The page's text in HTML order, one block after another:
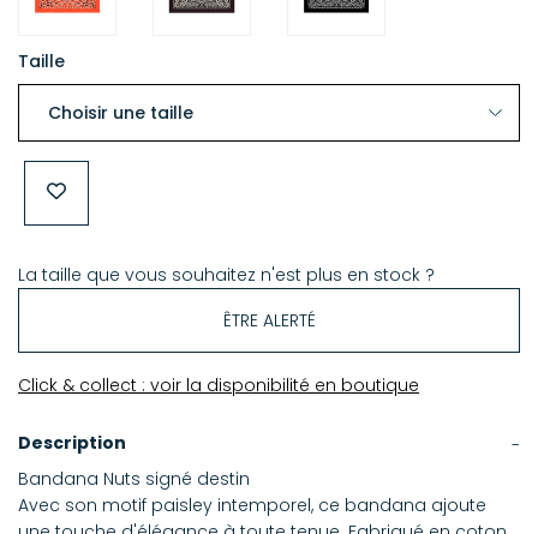
Taille
La taille que vous souhaitez n'est plus en stock ?
ÊTRE ALERTÉ
Click & collect : voir la disponibilité en boutique
Description
Bandana Nuts signé destin
Avec son motif paisley intemporel, ce bandana ajoute